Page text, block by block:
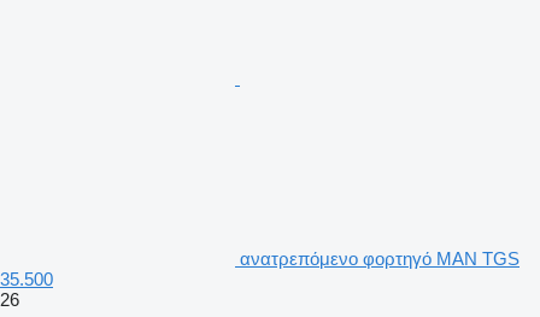
ανατρεπόμενο φορτηγό MAN TGS
35.500
26